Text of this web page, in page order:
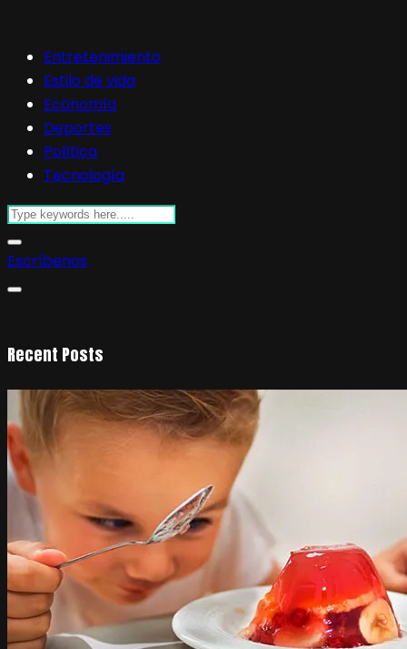
Entretenimiento
Estilo de vida
Economía
Deportes
Política
Tecnología
Escríbenos
Recent Posts